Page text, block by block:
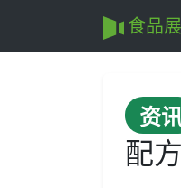
食品
资
配